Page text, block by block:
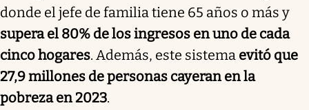
donde el jefe de familia tiene 65 años o más y
supera el 80% de los ingresos en uno de cada
cinco hogares. Además, este sistema evitó que
27,9 millones de personas cayeran en la
pobreza en 2023.